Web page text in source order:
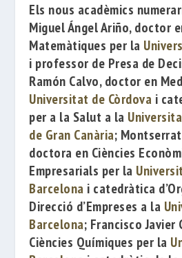
Els nous acadèmics
Miguel Ángel Ariño, doctor
Matemàtiques per la
i professor de Presa de
Ramón Calvo, doctor en
Universitat de Còrdova i
per a la Salut a la
de Gran Canària;
doctora en Ciències
Empresarials per la
Barcelona i catedràtica
Direcció d’Empreses a la
Barcelona; Francisco Javier
Ciències Químiques per la